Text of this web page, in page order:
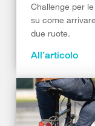
Challenge per
su come
due ruote.
All’articolo